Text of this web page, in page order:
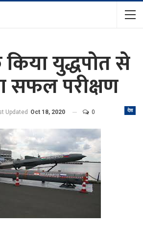
युद्धपोत से
सफल परीक्षण
देश
Updated Oct 18, 2020 0